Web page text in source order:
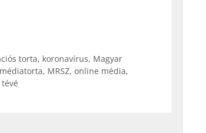
torta, koronavírus, Magyar
médiatorta, MRSZ, online média,
tévé